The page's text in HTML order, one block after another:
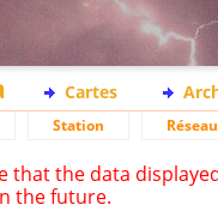
Cartes
Station Réseau
that the data
the future.